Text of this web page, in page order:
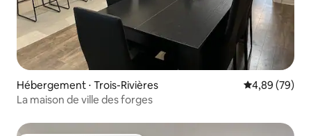
Hébergement ⋅ Trois-Rivières Évaluation
4,89 (79)
La maison de ville des forges